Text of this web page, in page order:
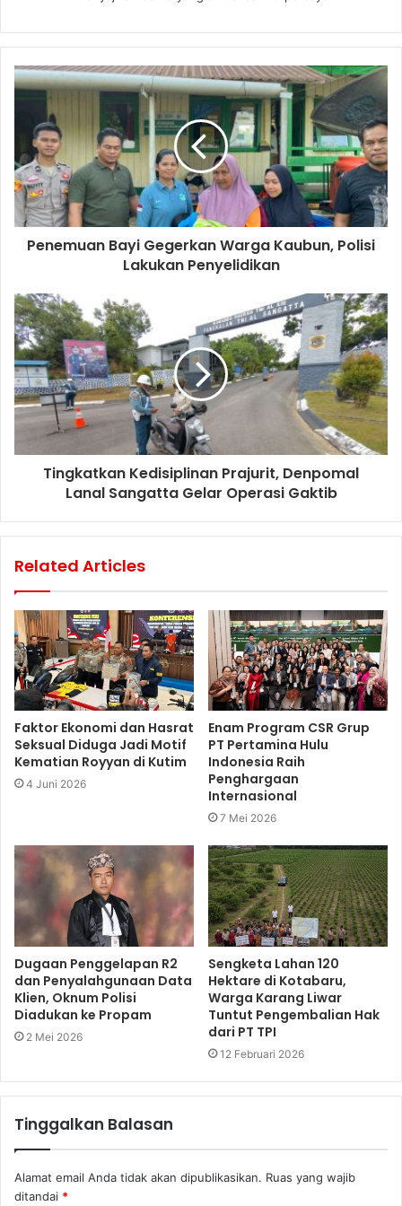
Penemuan Bayi Gegerkan Warga Kaubun, Polisi
Lakukan Penyelidikan
Tingkatkan Kedisiplinan Prajurit, Denpomal
Lanal Sangatta Gelar Operasi Gaktib
Related Articles
Faktor Ekonomi dan Hasrat
Seksual Diduga Jadi Motif
Kematian Royyan di Kutim
4 Juni 2026
Enam Program CSR Grup
PT Pertamina Hulu
Indonesia Raih
Penghargaan
Internasional
7 Mei 2026
Dugaan Penggelapan R2
dan Penyalahgunaan Data
Klien, Oknum Polisi
Diadukan ke Propam
2 Mei 2026
Sengketa Lahan 120
Hektare di Kotabaru,
Warga Karang Liwar
Tuntut Pengembalian Hak
dari PT TPI
12 Februari 2026
Tinggalkan Balasan
Alamat email Anda tidak akan dipublikasikan. Ruas yang wajib
ditandai *